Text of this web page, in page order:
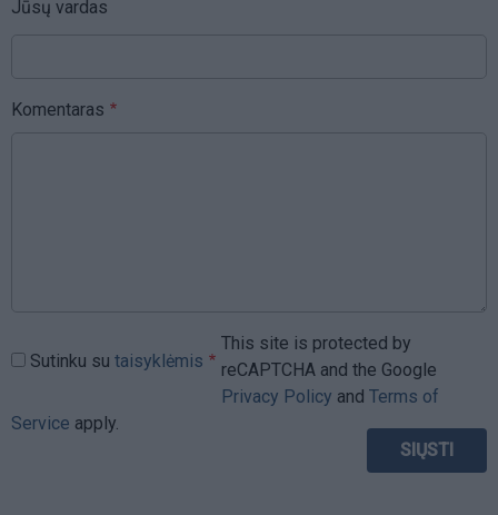
Jūsų vardas
Komentaras
Sutinku su taisyklėmis
This site is protected by
reCAPTCHA and the Google
Privacy Policy and Terms of
Service apply.